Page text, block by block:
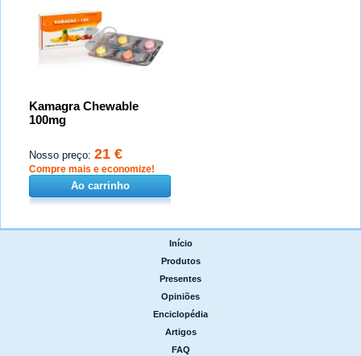
Kamagra Chewable
100mg
Nosso preço: 21 €
Compre mais e economize!
Ao carrinho
Início
Produtos
Presentes
Opiniões
Enciclopédia
Artigos
FAQ